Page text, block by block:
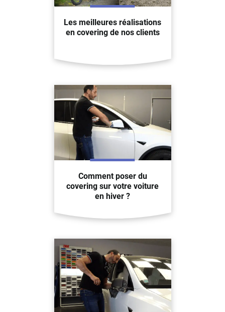
Les meilleures réalisations
en covering de nos clients
Comment poser du
covering sur votre voiture
en hiver ?